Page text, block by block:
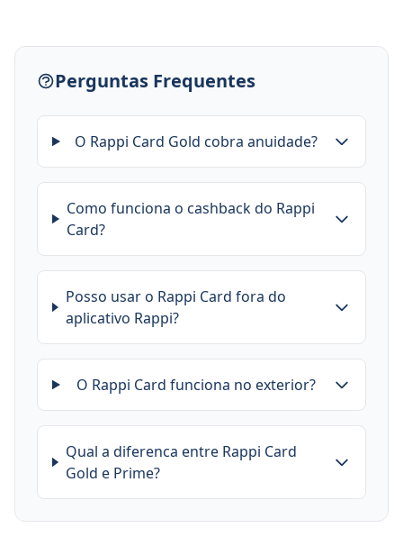
Perguntas Frequentes
O Rappi Card Gold cobra anuidade?
Como funciona o cashback do Rappi
Card?
Posso usar o Rappi Card fora do
aplicativo Rappi?
O Rappi Card funciona no exterior?
Qual a diferenca entre Rappi Card
Gold e Prime?